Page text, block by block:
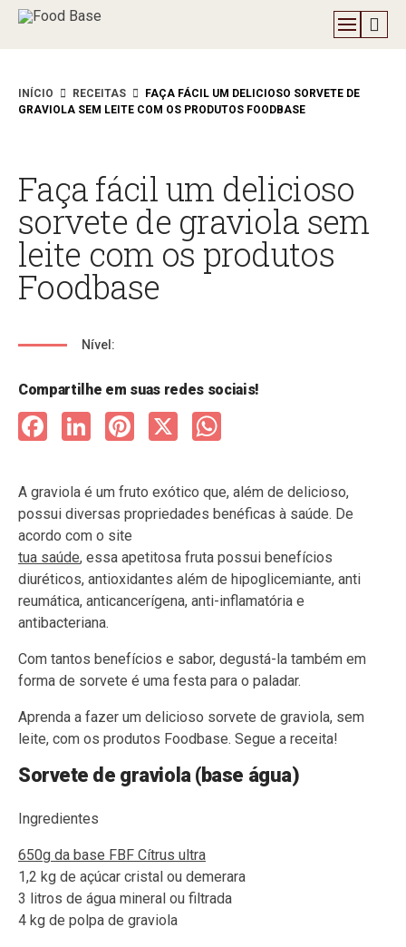
INÍCIO RECEITAS
FAÇA FÁCIL UM DELICIOSO SORVETE DE
GRAVIOLA SEM LEITE COM OS PRODUTOS FOODBASE
Faça fácil um delicioso
sorvete de graviola sem
leite com os produtos
Foodbase
Nível:
Compartilhe em suas redes sociais!
Facebook
LinkedIn
Pinterest
X
A graviola é um fruto exótico que, além de delicioso,
possui diversas propriedades benéficas à saúde. De
acordo com o site
tua saúde, essa apetitosa fruta possui benefícios
diuréticos, antioxidantes além de hipoglicemiante, anti
reumática, anticancerígena, anti-inflamatória e
antibacteriana.
Com tantos benefícios e sabor, degustá-la também em
forma de sorvete é uma festa para o paladar.
Aprenda a fazer um delicioso sorvete de graviola, sem
leite, com os produtos Foodbase. Segue a receita!
Sorvete de graviola (base água)
Ingredientes
650g da base FBF Cítrus ultra
1,2 kg de açúcar cristal ou demerara
3 litros de água mineral ou filtrada
4 kg de polpa de graviola